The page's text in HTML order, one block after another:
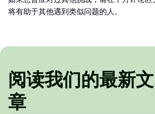
将有助于其他遇到类似问题的人。
阅读我们的最新文
章